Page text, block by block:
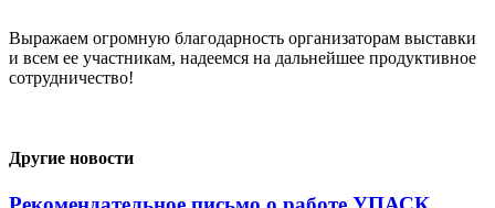
Выражаем огромную благодарность организаторам выставки
и всем ее участникам, надеемся на дальнейшее продуктивное
сотрудничество!
Другие новости